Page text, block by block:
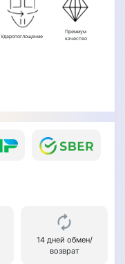
Ударопоглощение
Премиум
качество
14 дней обмен/
возврат